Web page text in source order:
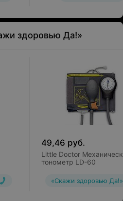
здоровью Да!»
49,46 руб.
Little Doctor
тонометр LD-60
«Скажи здоровью Да!»